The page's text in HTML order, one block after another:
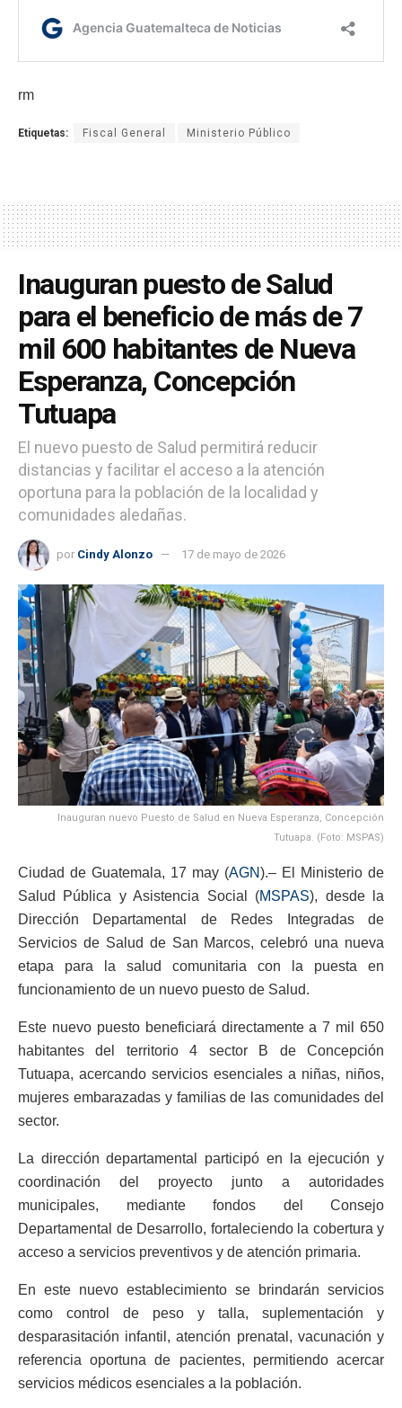
rm
Etiquetas: Fiscal General Ministerio Público
Inauguran puesto de Salud
para el beneficio de más de 7
mil 600 habitantes de Nueva
Esperanza, Concepción
Tutuapa
El nuevo puesto de Salud permitirá reducir
distancias y facilitar el acceso a la atención
oportuna para la población de la localidad y
comunidades aledañas.
por Cindy Alonzo 17 de mayo de 2026
Inauguran nuevo Puesto de Salud en Nueva Esperanza, Concepción
Tutuapa. (Foto: MSPAS)
Ciudad de Guatemala, 17 may (AGN).– El Ministerio de
Salud Pública y Asistencia Social (MSPAS), desde la
Dirección Departamental de Redes Integradas de
Servicios de Salud de San Marcos, celebró una nueva
etapa para la salud comunitaria con la puesta en
funcionamiento de un nuevo puesto de Salud.
Este nuevo puesto beneficiará directamente a 7 mil 650
habitantes del territorio 4 sector B de Concepción
Tutuapa, acercando servicios esenciales a niñas, niños,
mujeres embarazadas y familias de las comunidades del
sector.
La dirección departamental participó en la ejecución y
coordinación del proyecto junto a autoridades
municipales, mediante fondos del Consejo
Departamental de Desarrollo, fortaleciendo la cobertura y
acceso a servicios preventivos y de atención primaria.
En este nuevo establecimiento se brindarán servicios
como control de peso y talla, suplementación y
desparasitación infantil, atención prenatal, vacunación y
referencia oportuna de pacientes, permitiendo acercar
servicios médicos esenciales a la población.